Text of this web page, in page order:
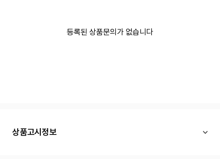
등록된 상품문의가 없습니다
상품고시정보